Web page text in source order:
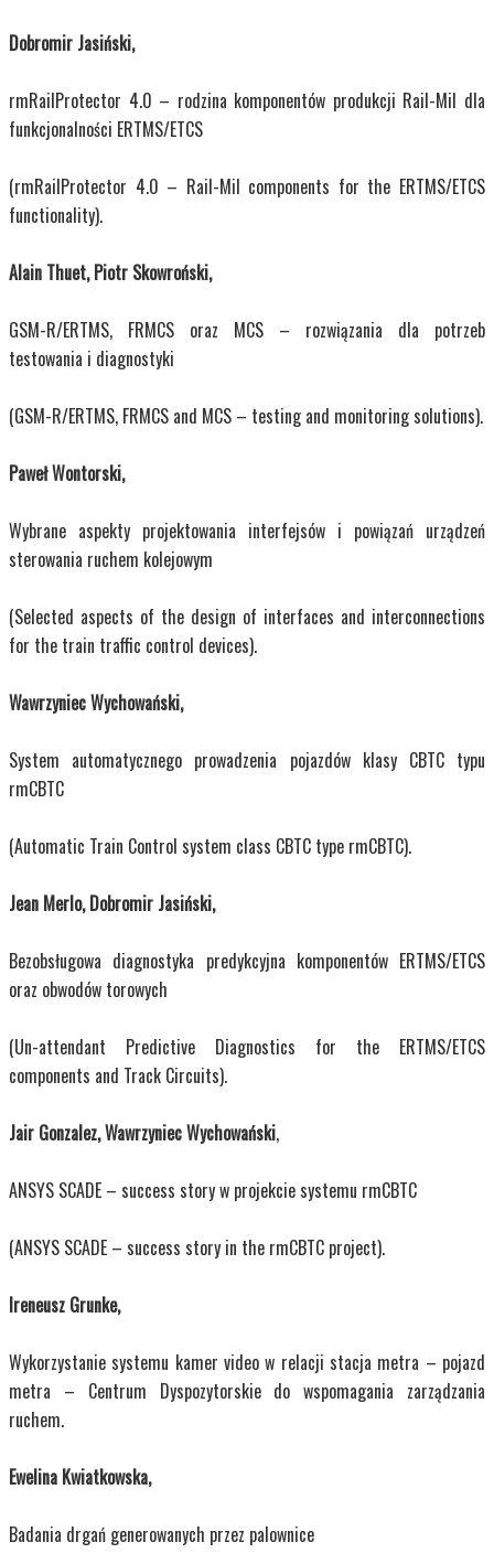
Dobromir Jasiński,
rmRailProtector 4.0 – rodzina komponentów produkcji Rail-Mil dla
funkcjonalności ERTMS/ETCS
(rmRailProtector 4.0 – Rail-Mil components for the ERTMS/ETCS
functionality).
Alain Thuet, Piotr Skowroński,
GSM-R/ERTMS, FRMCS oraz MCS – rozwiązania dla potrzeb
testowania i diagnostyki
(GSM-R/ERTMS, FRMCS and MCS – testing and monitoring solutions).
Paweł Wontorski,
Wybrane aspekty projektowania interfejsów i powiązań urządzeń
sterowania ruchem kolejowym
(Selected aspects of the design of interfaces and interconnections
for the train traffic control devices).
Wawrzyniec Wychowański,
System automatycznego prowadzenia pojazdów klasy CBTC typu
rmCBTC
(Automatic Train Control system class CBTC type rmCBTC).
Jean Merlo, Dobromir Jasiński,
Bezobsługowa diagnostyka predykcyjna komponentów ERTMS/ETCS
oraz obwodów torowych
(Un-attendant Predictive Diagnostics for the ERTMS/ETCS
components and Track Circuits).
Jair Gonzalez, Wawrzyniec Wychowański,
ANSYS SCADE – success story w projekcie systemu rmCBTC
(ANSYS SCADE – success story in the rmCBTC project).
Ireneusz Grunke,
Wykorzystanie systemu kamer video w relacji stacja metra – pojazd
metra – Centrum Dyspozytorskie do wspomagania zarządzania
ruchem.
Ewelina Kwiatkowska,
Badania drgań generowanych przez palownice